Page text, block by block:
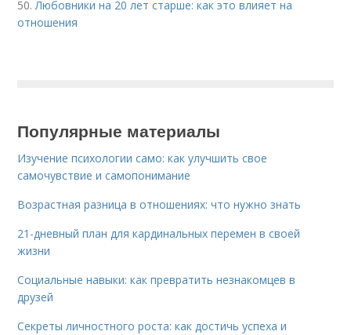
50.Любовники на 20 лет старше: как это влияет на
отношения
Популярные материалы
Изучение психологии само: как улучшить свое
самочувствие и самопонимание
Возрастная разница в отношениях: что нужно знать
21-дневный план для кардинальных перемен в своей
жизни
Социальные навыки: как превратить незнакомцев в
друзей
Секреты личностного роста: как достичь успеха и